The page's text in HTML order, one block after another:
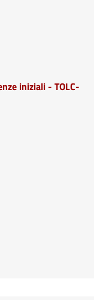
iniziali - TOLC-